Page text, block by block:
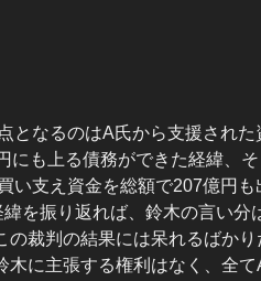
となるのはA氏から支援された
にも上る債務ができた経緯、
い支え資金を総額で207億円も
を振り返れば、鈴木の言い分
裁判の結果には呆れるばか
に主張する権利はなく、全て